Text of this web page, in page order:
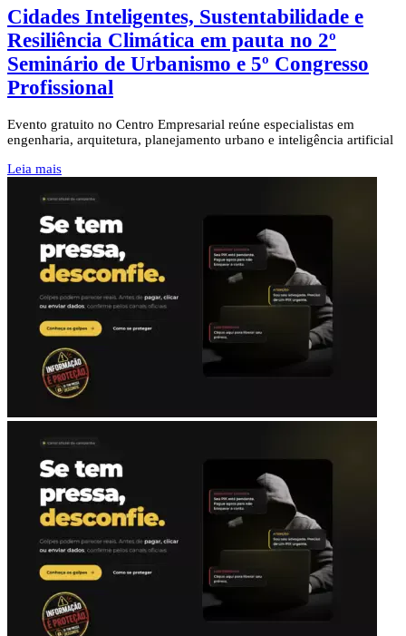
Cidades Inteligentes, Sustentabilidade e
Resiliência Climática em pauta no 2º
Seminário de Urbanismo e 5º Congresso
Profissional
Evento gratuito no Centro Empresarial reúne especialistas em
engenharia, arquitetura, planejamento urbano e inteligência artificial
Leia mais